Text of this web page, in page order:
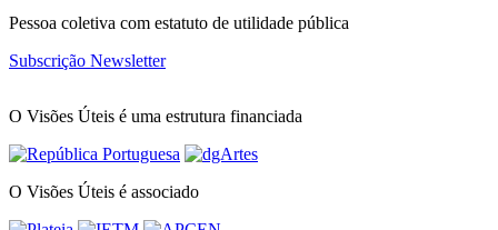
Pessoa coletiva com estatuto de utilidade pública
Subscrição Newsletter
O Visões Úteis é uma estrutura financiada
O Visões Úteis é associado